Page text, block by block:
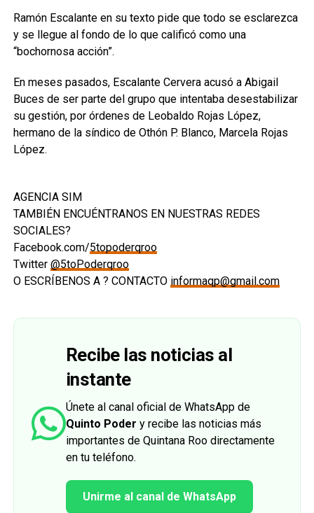
Ramón Escalante en su texto pide que todo se esclarezca
y se llegue al fondo de lo que calificó como una
“bochornosa acción”.
En meses pasados, Escalante Cervera acusó a Abigail
Buces de ser parte del grupo que intentaba desestabilizar
su gestión, por órdenes de Leobaldo Rojas López,
hermano de la síndico de Othón P. Blanco, Marcela Rojas
López.
AGENCIA SIM
TAMBIÉN ENCUÉNTRANOS EN NUESTRAS REDES
SOCIALES?
Facebook.com/5topoderqroo
Twitter @5toPoderqroo
O ESCRÍBENOS A ? CONTACTO informaqp@gmail.com
Recibe las noticias al
instante
Únete al canal oficial de WhatsApp de
Quinto Poder y recibe las noticias más
importantes de Quintana Roo directamente
en tu teléfono.
Unirme al canal de WhatsApp